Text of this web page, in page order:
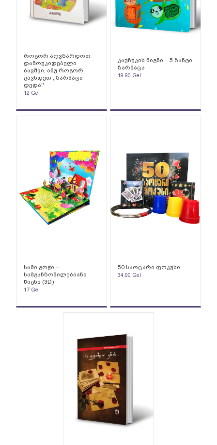
როგორ აღვზარდოთ
დამოუკიდებელი
ბავშვი, ანუ როგორ
გავხდეთ ,,ზარმაცი
დედა''
12 Gel
კაუჩუკის წიგნი – 5 ზანტი
ზარმაცა
19.90 Gel
სამი გოჭი –
სამგანზომილებიანი
წიგნი (3D)
17 Gel
50 საოცარი ფოკუსი
34.90 Gel